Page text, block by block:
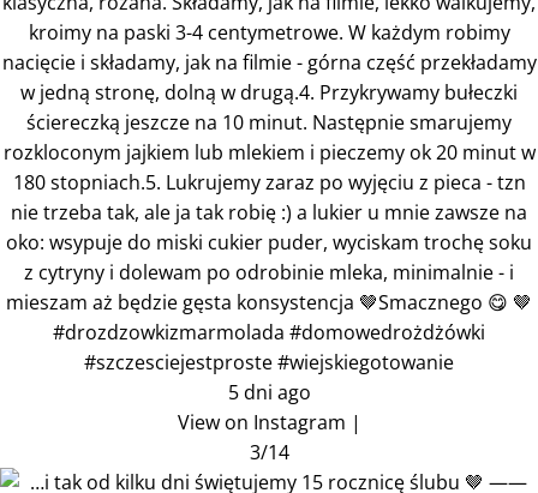
kroimy na paski 3-4 centymetrowe. W każdym robimy
nacięcie i składamy, jak na filmie - górna część przekładamy
w jedną stronę, dolną w drugą.4. Przykrywamy bułeczki
ściereczką jeszcze na 10 minut. Następnie smarujemy
rozkloconym jajkiem lub mlekiem i pieczemy ok 20 minut w
180 stopniach.5. Lukrujemy zaraz po wyjęciu z pieca - tzn
nie trzeba tak, ale ja tak robię :) a lukier u mnie zawsze na
oko: wsypuje do miski cukier puder, wyciskam trochę soku
z cytryny i dolewam po odrobinie mleka, minimalnie - i
mieszam aż będzie gęsta konsystencja 🤎Smacznego 😋 🤎
#drozdzowkizmarmolada #domowedrożdżówki
#szczesciejestproste #wiejskiegotowanie
5 dni ago
View on Instagram |
3/14